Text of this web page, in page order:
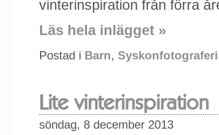
vinterinspiration från förra
Läs hela inlägget »
Postad i Barn,
Lite vinterinspiration
söndag, 8 december 2013